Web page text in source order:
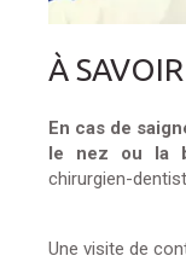
À SAVOIR
En cas de
le nez ou la
chirurgien-
Une visite de